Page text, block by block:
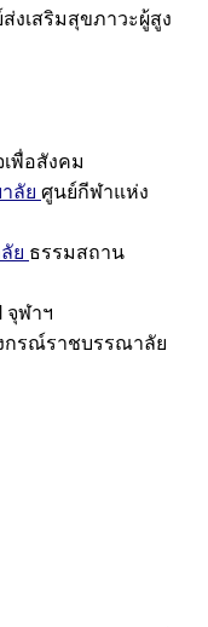
งเสริมสุขภาวะผู้สูง
พื่อสังคม
ลัย ศูนย์กีฬาแห่ง
ย ธรรมสถาน
จุฬาฯ
กรณ์ราชบรรณาลัย